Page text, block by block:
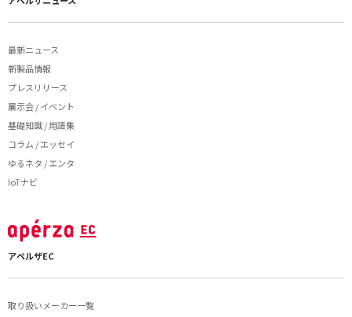
最新ニュース
新製品情報
プレスリリース
展示会 / イベント
基礎知識 / 用語集
コラム / エッセイ
ゆるネタ / エンタ
IoTナビ
アペルザEC
取り扱いメーカー一覧